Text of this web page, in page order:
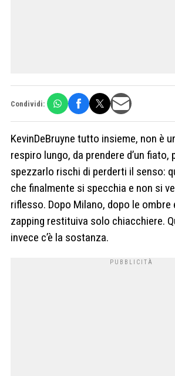
Condividi:
KevinDeBruyne tutto insieme, non è
respiro lungo, da prendere d’un fiato,
spezzarlo rischi di perderti il senso:
che finalmente si specchia e non si
riflesso. Dopo Milano, dopo le
zapping restituiva solo chiacchiere.
invece c’è la sostanza.